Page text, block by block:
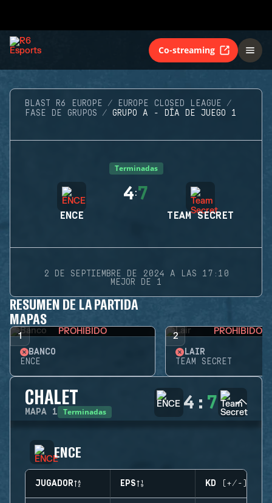
Co-streaming
BLAST R6 EUROPE
EUROPE CLOSED LEAGUE
FASE DE GRUPOS
GRUPO A - DÍA DE JUEGO 1
Terminadas
ENCE
4:7
TEAM SECRET
2 DE SEPTIEMBRE DE 2024 A LAS 17:10
MEJOR DE 1
RESUMEN DE LA PARTIDA
MAPAS
1 PROHIBIDO
BANCO
ENCE
2 PROHIBIDO
LAIR
TEAM SECRET
CHALET
MAPA 1 Terminadas 4 : 7
ENCE
JUGADOR EPS KD (+/-)